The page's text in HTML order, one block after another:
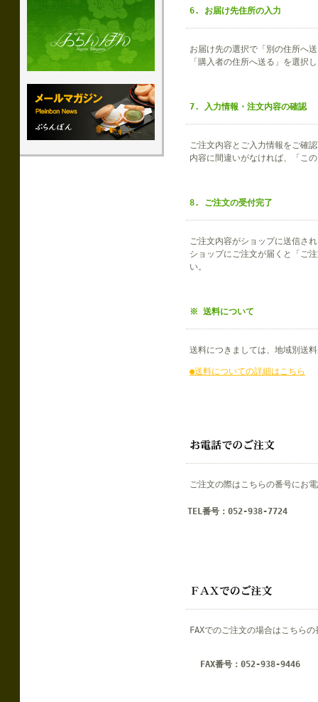
6. お届け先住所の入力
お届け先の選択で「別の住所へ
「購入者の住所へ送る」を選択
7. 入力情報・注文内容の確認
ご注文内容とご入力情報をご確
内容に間違いがなければ、「こ
8. ご注文の受付完了
ご注文内容がショップに送信さ
ショップにご注文が届くと「ご
い。
※ 送料について
送料につきましては、地域別送
●送料についての詳細はこちら
ご注文の際はこちらの番号にお
TEL番号：052-938-7724
FAXでのご注文の場合はこちら
FAX番号：052-938-9446